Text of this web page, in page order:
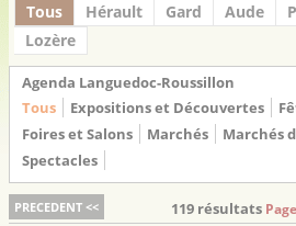
Tous
Hérault Gard Aude
Lozère
Agenda Languedoc-Roussillon
Tous
Expositions et Découvertes
Foires et Salons
Marchés
Marchés
Spectacles
PRECEDENT << 119 résultats